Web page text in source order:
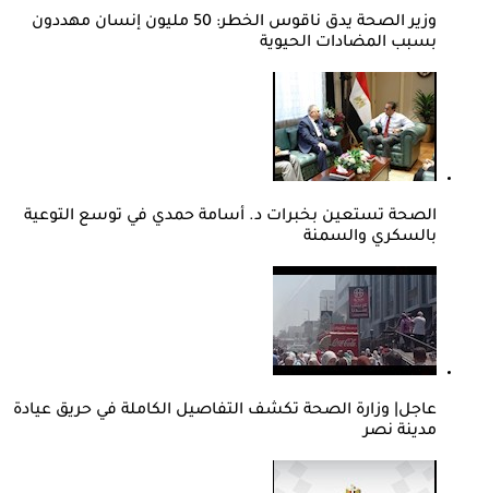
وزير الصحة يدق ناقوس الخطر: 50 مليون إنسان مهددون
بسبب المضادات الحيوية
الصحة تستعين بخبرات د. أسامة حمدي في توسع التوعية
بالسكري والسمنة
عاجل| وزارة الصحة تكشف التفاصيل الكاملة في حريق عيادة
مدينة نصر